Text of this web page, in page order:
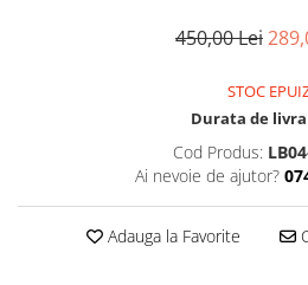
Gard electric pentru Cai, Câini,
Gard Electric pentru Vaci și Oi
Alimentator Gard Electric
450,00 Lei
STOC
Durata de
Cod Produs:
Ai nevoie de ajutor?
Adauga la Favorite